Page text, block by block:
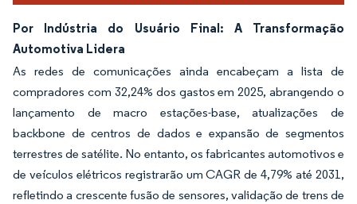
Por Indústria do Usuário Final: A Transformação
Automotiva Lidera
As redes de comunicações ainda encabeçam a lista de
compradores com 32,24% dos gastos em 2025, abrangendo o
lançamento de macro estações-base, atualizações de
backbone de centros de dados e expansão de segmentos
terrestres de satélite. No entanto, os fabricantes automotivos e
de veículos elétricos registrarão um CAGR de 4,79% até 2031,
refletindo a crescente fusão de sensores, validação de trens de